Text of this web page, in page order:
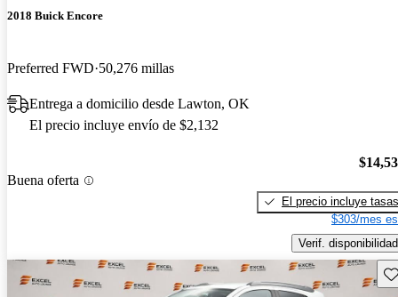
2018 Buick Encore
Preferred FWD 50,276 millas
Entrega a domicilio desde Lawton, OK
El precio incluye envío de $2,132
Buena oferta
El precio incluye tasas
$303/mes
Verif. disponibilidad